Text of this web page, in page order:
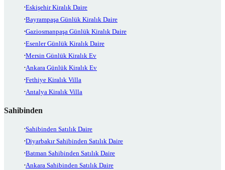
Eskişehir Kiralık Daire
Bayrampaşa Günlük Kiralık Daire
Gaziosmanpaşa Günlük Kiralık Daire
Esenler Günlük Kiralık Daire
Mersin Günlük Kiralık Ev
Ankara Günlük Kiralık Ev
Fethiye Kiralık Villa
Antalya Kiralık Villa
Sahibinden
Sahibinden Satılık Daire
Diyarbakır Sahibinden Satılık Daire
Batman Sahibinden Satılık Daire
Ankara Sahibinden Satılık Daire